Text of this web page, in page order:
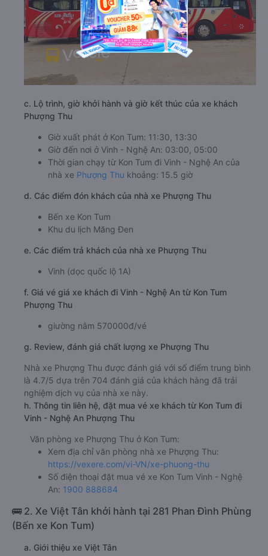
c. Lộ trình, giờ khởi hành và giờ kết thúc của xe khách
Phượng Thu
Giờ xuất phát ở Kon Tum: 11:30, 13:30
Giờ đến nơi ở Vinh - Nghệ An: 03:00, 05:00
Thời gian chạy từ Kon Tum đi Vinh - Nghệ An của
nhà xe Phượng Thu khoảng: 15.5 giờ
d. Các điểm đón khách của nhà xe Phượng Thu
Bến xe Kon Tum
Khu du lịch Măng Đen
e. Các điểm trả khách của nhà xe Phượng Thu
Vinh (dọc quốc lộ 1A)
f. Giá vé giá xe khách đi Vinh - Nghệ An từ Kon Tum
Phượng Thu
giường nằm 570000đ/vé
g. Review, đánh giá chất lượng xe Phượng Thu
Nhà xe Phượng Thu được đánh giá với số điểm trung bình
là 4.7/5 dựa trên 704 đánh giá của khách hàng đã trải
nghiệm dịch vụ của nhà xe này.
h. Thông tin liên hệ, đặt mua vé xe khách từ Kon Tum đi
Vinh - Nghệ An Phượng Thu
Văn phòng xe Phượng Thu ở Kon Tum:
Xem địa chỉ văn phòng nhà xe Phượng Thu:
https://vexere.com/vi-VN/xe-phuong-thu
Số điện thoại đặt mua vé xe Kon Tum Vinh - Nghệ
An: 1900 888684
🚌 2. Xe Việt Tân khởi hành tại 281 Phan Đình Phùng
(Bến xe Kon Tum)
a. Giới thiệu xe Việt Tân